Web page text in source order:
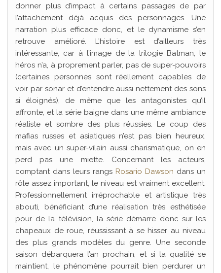
donner plus d’impact à certains passages de par
l’attachement déjà acquis des personnages. Une
narration plus efficace donc, et le dynamisme s’en
retrouve amélioré. L’histoire est d’ailleurs très
intéressante, car à l’image de la trilogie Batman, le
héros n’a, à proprement parler, pas de super-pouvoirs
(certaines personnes sont réellement capables de
voir par sonar et d’entendre aussi nettement des sons
si éloignés), de même que les antagonistes qu’il
affronte, et la série baigne dans une même ambiance
réaliste et sombre des plus réussies. Le coup des
mafias russes et asiatiques n’est pas bien heureux,
mais avec un super-vilain aussi charismatique, on en
perd pas une miette. Concernant les acteurs,
comptant dans leurs rangs Rosario Dawson dans un
rôle assez important, le niveau est vraiment excellent.
Professionnellement irréprochable et artistique très
abouti, bénéficiant d’une réalisation très esthétisée
pour de la télévision, la série démarre donc sur les
chapeaux de roue, réussissant à se hisser au niveau
des plus grands modèles du genre. Une seconde
saison débarquera l’an prochain, et si la qualité se
maintient, le phénomène pourrait bien perdurer un